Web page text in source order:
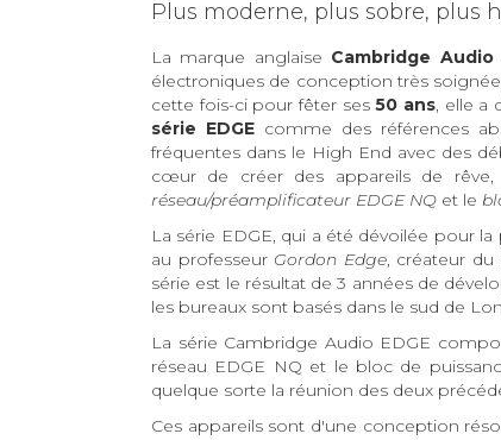
Plus moderne, plus sobre, plus
La marque anglaise Cambridge Audio
électroniques de conception très
cette fois-ci pour fêter ses50 ans, elle a
série EDGE comme des références
fréquentes dans le High End avec des
cœur de créer des appareils de
réseau/préamplificateur EDGE NQ et le
La série EDGE, qui a été dévoilée pour
au professeur Gordon Edge, créateur du
série est le résultat de 3 années de
les bureaux sont basés dans le sud de
La série Cambridge Audio EDGE
réseau EDGE NQ et le bloc de
quelque sorte la réunion des deux
Ces appareils sont d'une conception